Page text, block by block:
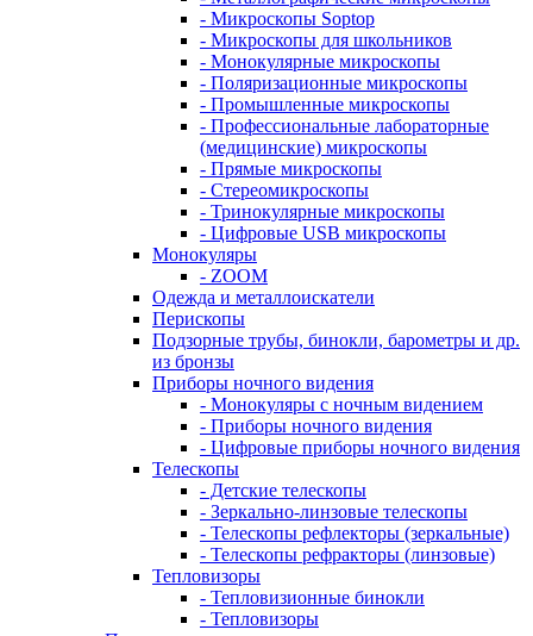
- Микроскопы Soptop
- Микроскопы для школьников
- Монокулярные микроскопы
- Поляризационные микроскопы
- Промышленные микроскопы
- Профессиональные лабораторные
(медицинские) микроскопы
- Прямые микроскопы
- Стереомикроскопы
- Тринокулярные микроскопы
- Цифровые USB микроскопы
Монокуляры
- ZOOM
Одежда и металлоискатели
Перископы
Подзорные трубы, бинокли, барометры и др.
из бронзы
Приборы ночного видения
- Монокуляры с ночным видением
- Приборы ночного видения
- Цифровые приборы ночного видения
Телескопы
- Детские телескопы
- Зеркально-линзовые телескопы
- Телескопы рефлекторы (зеркальные)
- Телескопы рефракторы (линзовые)
Тепловизоры
- Тепловизионные бинокли
- Тепловизоры